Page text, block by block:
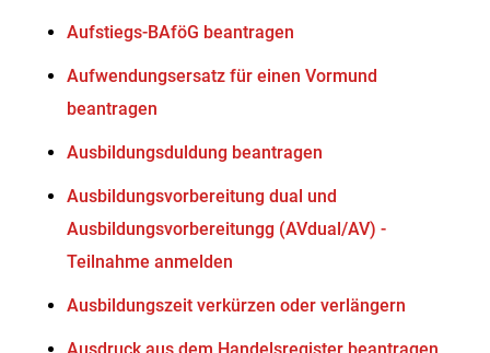
Aufstiegs-BAföG beantragen
Aufwendungsersatz für einen Vormund
beantragen
Ausbildungsduldung beantragen
Ausbildungsvorbereitung dual und
Ausbildungsvorbereitungg (AVdual/AV) -
Teilnahme anmelden
Ausbildungszeit verkürzen oder verlängern